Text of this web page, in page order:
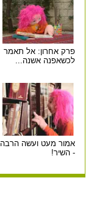
פרק אחרון: אל תאמר
לכשאפנה אשנה...
אמור מעט ועשה הרבה
- השיר!